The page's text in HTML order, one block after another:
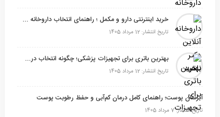
خرید اینترنتی دارو و مکمل ؛ راهنمای انتخاب داروخانه آنلاین معتبر
تاریخ انتشار: 12 مرداد 1405
بهترین باتری برای تجهیزات پزشکی؛ چگونه انتخاب درست، امنیت و عملکرد دستگاه را تضمین می‌کند؟
تاریخ انتشار: 12 مرداد 1405
آبرسان پوست؛ راهنمای کامل درمان کم‌آبی و حفظ رطوبت پوست
تاریخ انتشار: 7 مرداد 1405